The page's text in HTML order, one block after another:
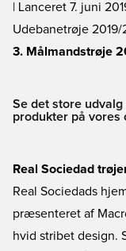
| Lanceret 7. juni
Udebanetrøje 2019/
3. Målmandstrøje
Se det store
produkter på vores
Real Sociedad
Real Sociedads
præsenteret af
hvid stribet design.